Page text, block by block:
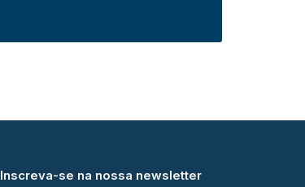
Inscreva-se na nossa newsletter